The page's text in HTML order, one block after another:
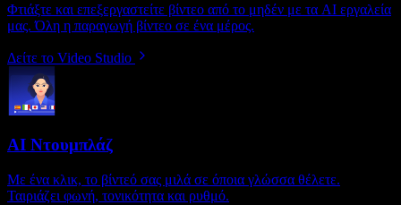
Φτιάξτε και επεξεργαστείτε βίντεο από το μηδέν με τα AI εργαλεία
μας. Όλη η παραγωγή βίντεο σε ένα μέρος.
Δείτε το Video Studio
AI Ντουμπλάζ
Με ένα κλικ, το βίντεό σας μιλά σε όποια γλώσσα θέλετε.
Ταιριάζει φωνή, τονικότητα και ρυθμό.